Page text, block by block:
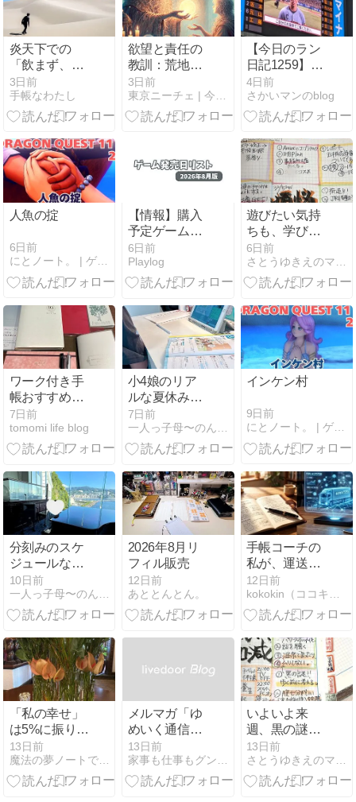
いいかな～😅
_20260805
炎天下での
「飲まず、食
わず」の通院
は、本当に疲
れます〜
3日前
手帳なわたし
欲望と責任の
教訓：荒地の
魔女の名言が
教える大切さ
3日前
【今日のラン
日記1259】昨
日は神宮球場
で阪神🐯の勝
利を見届け😉
ランで疲労抜
きのジョグで
す🏃
_20260803
4日前
さかいマンのblog
人魚の掟
6日前
にとノート。 | ゲーム中心 なんでもメモするノート
【情報】購入
予定ゲーム発
売日リスト
2026年8月版
6日前
Playlog
遊びたい気持
ちも、学びの
力になる。
「煩悩パワ
ー」で夏休み
た！！
6日前
ワーク付き手
帳おすすめ8
選｜自分と向
き合える人気
手帳を徹底比
7日前
tomomi life blog
小4娘のリア
ルな夏休みス
ケジュール
7日前
インケン村
9日前
にとノート。 | ゲーム中心 なんでもメモするノート
分刻みのスケ
ジュールな熱
海旅行２日目
10日前
2026年8月リ
フィル販売
12日前
あととんとん。
手帳コーチの
私が、運送業
界向けの「AI
安全教育シス
テム」を作っ
12日前
「私の幸せ」
は5%に振り回
されるもので
はない
13日前
魔法の夢ノートで叶えるわたしらしいライフスタイル
メルマガ「ゆ
めいく通信」
の登録や解除
について
13日前
いよいよ来
週、黒の謎
へ！去年の手
帳が、今年の
わたしにアド
13日前